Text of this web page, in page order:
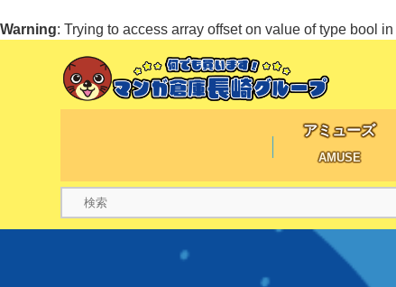
Warning: Trying to access array offset on value of type bool in
アミューズ
AMUSE